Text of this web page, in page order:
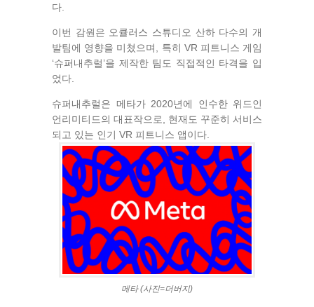
다.
이번 감원은 오큘러스 스튜디오 산하 다수의 개
발팀에 영향을 미쳤으며, 특히 VR 피트니스 게임
‘슈퍼내추럴’을 제작한 팀도 직접적인 타격을 입
었다.
슈퍼내추럴은 메타가 2020년에 인수한 위드인
언리미티드의 대표작으로, 현재도 꾸준히 서비스
되고 있는 인기 VR 피트니스 앱이다.
메타 (사진=더버지)